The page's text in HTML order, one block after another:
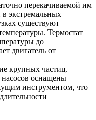
перекачиваемой им
экстремальных
существуют
Термостат
до
двигатель от
крупных частиц.
оснащены
инструментом, что